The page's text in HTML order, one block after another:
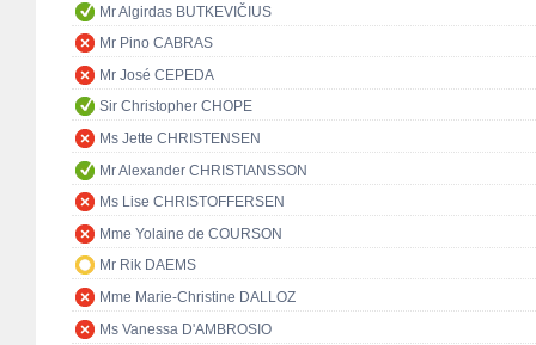
Mr Algirdas BUTKEVIČIUS
Mr Pino CABRAS
Mr José CEPEDA
Sir Christopher CHOPE
Ms Jette CHRISTENSEN
Mr Alexander CHRISTIANSSON
Ms Lise CHRISTOFFERSEN
Mme Yolaine de COURSON
Mr Rik DAEMS
Mme Marie-Christine DALLOZ
Ms Vanessa D'AMBROSIO